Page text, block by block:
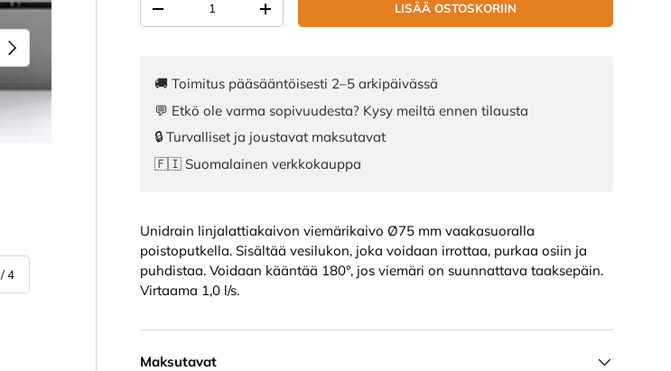
//4
SEURAAVA
VÄHENNÄ MÄÄRÄÄLISÄÄ MÄÄRÄÄ LISÄÄ OSTOSKORIIN
🚚 Toimitus pääsääntöisesti 2–5 arkipäivässä
💬 Etkö ole varma sopivuudesta? Kysy meiltä ennen tilausta
🔒 Turvalliset ja joustavat maksutavat
🇫🇮 Suomalainen verkkokauppa
Unidrain linjalattiakaivon viemärikaivo Ø75 mm vaakasuoralla
poistoputkella. Sisältää vesilukon, joka voidaan irrottaa, purkaa osiin ja
puhdistaa. Voidaan kääntää 180°, jos viemäri on suunnattava taaksepäin.
Virtaama 1,0 l/s.
Maksutavat